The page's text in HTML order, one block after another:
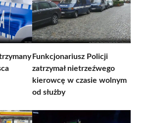
Funkcjonariusz Policji
zatrzymał nietrzeźwego
kierowcę w czasie wolnym
od służby